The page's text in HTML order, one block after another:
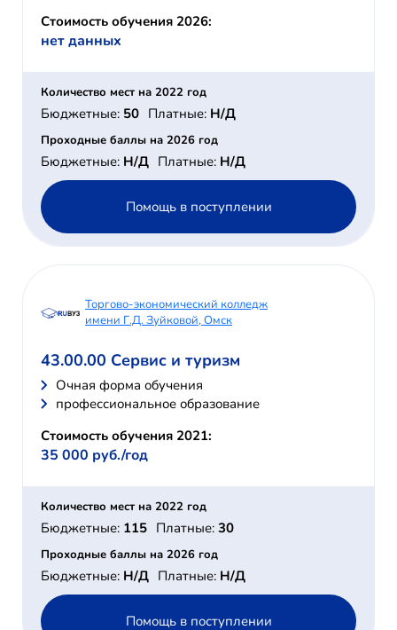
Стоимость обучения 2026:
нет данных
Количество мест на 2022 год
Бюджетные: 50 Платные: Н/Д
Проходные баллы на 2026 год
Бюджетные: Н/Д Платные: Н/Д
Помощь в поступлении
Торгово-экономический колледж
имени Г.Д. Зуйковой, Омск
43.00.00 Сервис и туризм
Очная форма обучения
профессиональное образование
Стоимость обучения 2021:
35 000 руб./год
Количество мест на 2022 год
Бюджетные: 115 Платные: 30
Проходные баллы на 2026 год
Бюджетные: Н/Д Платные: Н/Д
Помощь в поступлении